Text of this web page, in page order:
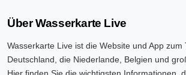
Über Wasserkarte Live
Wasserkarte Live ist die Website und App zum
Deutschland, die Niederlande, Belgien und